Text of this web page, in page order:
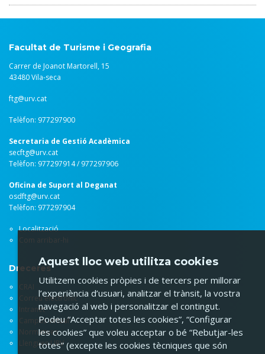
Facultat de Turisme i Geografia
Carrer de Joanot Martorell, 15
43480 Vila-seca
ftg@urv.cat
Telèfon: 977297900
Secretaria de Gestió Acadèmica
secftg@urv.cat
Telèfon: 977297914 / 977297906
Oficina de Suport al Deganat
osdftg@urv.cat
Telèfon: 977297904
Localització
Com arribar-hi
Dreceres
CRAI
Correu electrònic
Intranet
Campus virtual
Normatives
Llengües URV
Aquest lloc web utilitza cookies
Utilitzem cookies pròpies i de tercers per millorar
l’experiència d’usuari, analitzar el trànsit, la vostra
navegació al web i personalitzar el contingut.
Podeu “Acceptar totes les cookies”, “Configurar
les cookies” que voleu acceptar o bé “Rebutjar-les
totes” (excepte les cookies tècniques que són